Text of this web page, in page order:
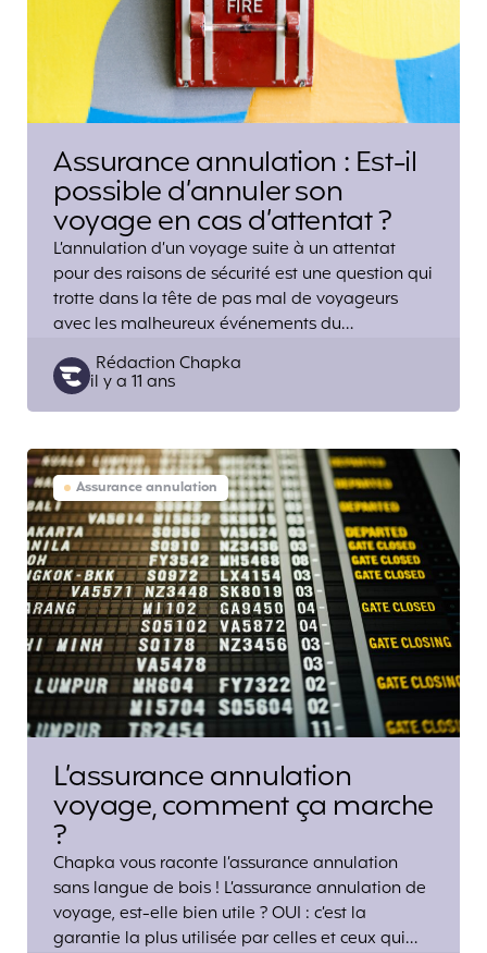
Assurance annulation : Est-il
possible d’annuler son
voyage en cas d’attentat ?
L’annulation d’un voyage suite à un attentat
pour des raisons de sécurité est une question qui
trotte dans la tête de pas mal de voyageurs
avec les malheureux événements du…
Posted
by
Rédaction Chapka
il y a 11 ans
Assurance annulation
L’assurance annulation
voyage, comment ça marche
?
Chapka vous raconte l’assurance annulation
sans langue de bois ! L’assurance annulation de
voyage, est-elle bien utile ? OUI : c’est la
garantie la plus utilisée par celles et ceux qui…